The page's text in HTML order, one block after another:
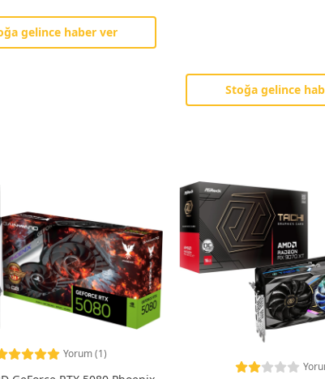
gelince haber ver
Stoğa gelince
Yorum (1)